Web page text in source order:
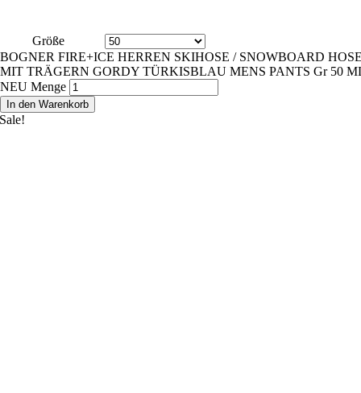
Größe
BOGNER FIRE+ICE HERREN SKIHOSE / SNOWBOARD
MIT TRÄGERN GORDY TÜRKISBLAU MENS PANTS Gr 50
NEU Menge
In den Warenkorb
Sale!